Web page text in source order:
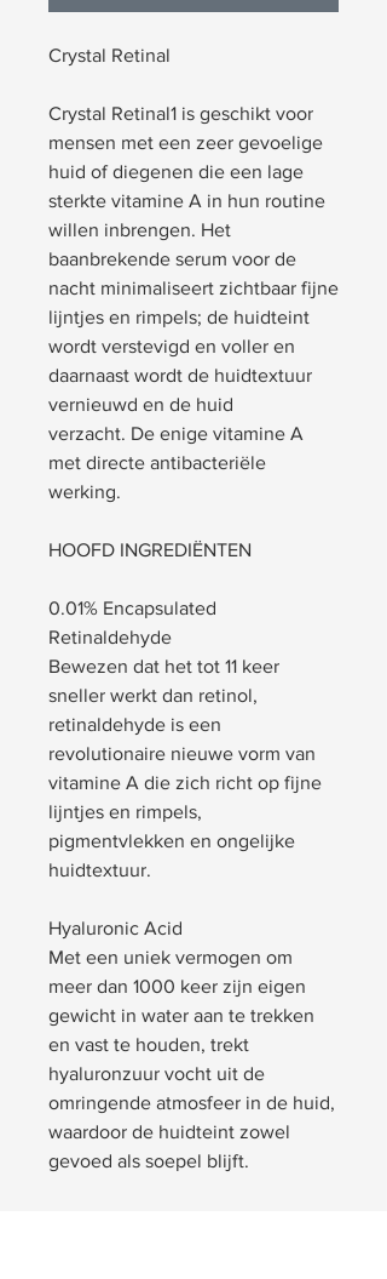
Crystal Retinal
Crystal Retinal1 is geschikt voor
mensen met een zeer gevoelige
huid of diegenen die een lage
sterkte vitamine A in hun routine
willen inbrengen. Het
baanbrekende serum voor de
nacht minimaliseert zichtbaar fijne
lijntjes en rimpels; de huidteint
wordt verstevigd en voller en
daarnaast wordt de huidtextuur
vernieuwd en de huid
verzacht. De enige vitamine A
met directe antibacteriële
werking.
HOOFD INGREDIËNTEN
0.01% Encapsulated
Retinaldehyde
Bewezen dat het tot 11 keer
sneller werkt dan retinol,
retinaldehyde is een
revolutionaire nieuwe vorm van
vitamine A die zich richt op fijne
lijntjes en rimpels,
pigmentvlekken en ongelijke
huidtextuur.
Hyaluronic Acid
Met een uniek vermogen om
meer dan 1000 keer zijn eigen
gewicht in water aan te trekken
en vast te houden, trekt
hyaluronzuur vocht uit de
omringende atmosfeer in de huid,
waardoor de huidteint zowel
gevoed als soepel blijft.